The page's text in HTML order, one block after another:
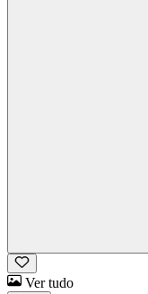
Ver tudo